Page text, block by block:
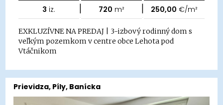
3 iz. | 720 m² | 250,00 €/m²
EXKLUZÍVNE NA PREDAJ | 3-izbový rodinný dom s
veľkým pozemkom v centre obce Lehota pod
Vtáčnikom
Prievidza, Píly, Banícka